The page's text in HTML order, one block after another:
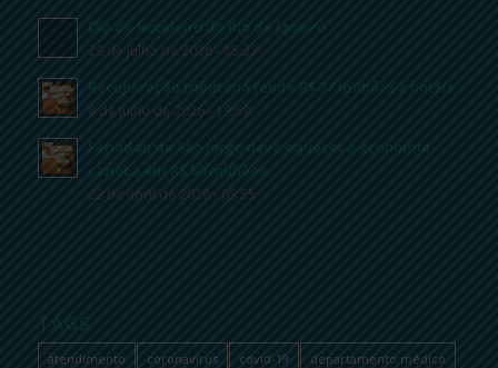
Dia do Hoteleiro do Rio de Janeiro
29 de julho de 2026 - 15:23
Recuperação tributária rende R$ 37 milhões a hotéis
8 de julho de 2026 - 19:59
Feriadão de São Jorge deve aquecer a economia
carioca em R$ 50 milhões
22 de abril de 2026 - 05:55
TAGS
atendimento coronavírus covid-19 departamento médico